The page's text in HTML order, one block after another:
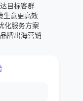
目标客群
生意更高效
化服务方案
牌出海营销